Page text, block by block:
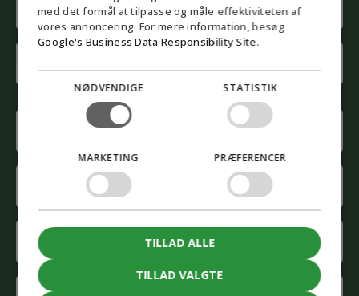
(Påkrævet)
First
name
name
(Påkrævet)
(Påkrævet)
Company
(Påkrævet)
Interested
NORWEGIAN
med det formål at tilpasse og måle effektiviteten af
vores annoncering. For mere information, besøg
Google's Business Data Responsibility Site.
NØDVENDIGE STATISTIK
MARKETING PRÆFERENCER
TILLAD VALGTE
TILLAD ALLE